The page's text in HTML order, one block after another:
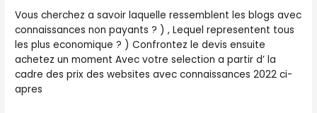
Vous cherchez a savoir laquelle ressemblent les blogs avec
connaissances non payants ? ) , Lequel representent tous
les plus economique ? ) Confrontez le devis ensuite
achetez un moment Avec votre selection a partir d’ la
cadre des prix des websites avec connaissances 2022 ci-
apres